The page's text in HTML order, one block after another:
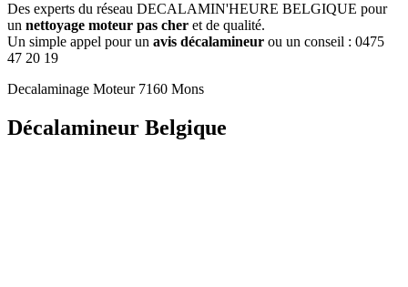
Des experts du réseau DECALAMIN'HEURE BELGIQUE pour
un nettoyage moteur pas cher et de qualité.
Un simple appel pour un avis décalamineur ou un conseil : 0475
47 20 19
Decalaminage Moteur 7160 Mons
Décalamineur Belgique